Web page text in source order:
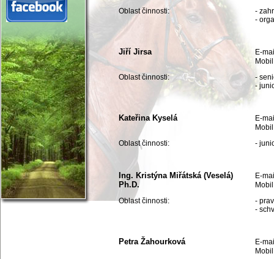
Oblast činnosti:
-
-
Jiří Jirsa
E-
Oblast činnosti:
-
-
Kateřina Kyselá
E-
Oblast činnosti:
-
Ing. Kristýna Miřátská (Veselá)
Ph.D.
E-
Oblast činnosti:
-
-
Petra Žahourková
E-